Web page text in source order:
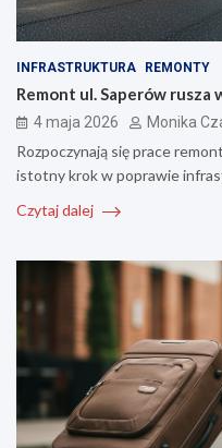
INFRASTRUKTURA REMONTY
Remont ul. Saperów rusza
4 maja 2026 Monika
Rozpoczynają się prace
istotny krok w poprawie
Czytaj dalej